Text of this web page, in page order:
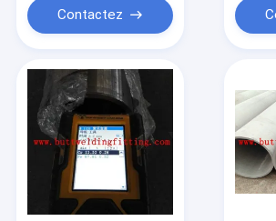
Demandez une citation
raccords bout à bout
acier inoxydable coude
acier inoxydable té
acier inoxydable réducteur
Contactez